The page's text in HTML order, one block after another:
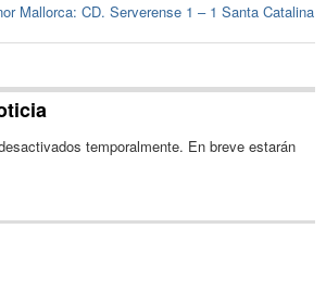
Mallorca: CD. Serverense 1 – 1 Santa Catalina
temporalmente. En breve estarán